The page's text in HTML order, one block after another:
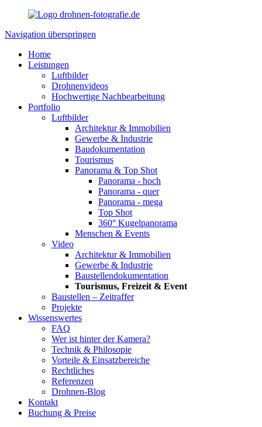
Navigation überspringen
Home
Leistungen
Luftbilder
Drohnenvideos
Hochwertige Nachbearbeitung
Portfolio
Luftbilder
Architektur & Immobilien
Gewerbe & Industrie
Baudokumentation
Tourismus
Panorama & Top Shot
Panorama - hoch
Panorama - quer
Panorama - mega
Top Shot
360° Kugelpanorama
Menschen & Events
Video
Architektur & Immobilien
Gewerbe & Industrie
Baustellendokumentation
Tourismus, Freizeit & Event
Baustellen – Zeitraffer
Projekte
Wissenswertes
FAQ
Wer ist hinter der Kamera?
Technik & Philosopie
Vorteile & Einsatzbereiche
Rechtliches
Referenzen
Drohnen-Blog
Kontakt
Buchung & Preise